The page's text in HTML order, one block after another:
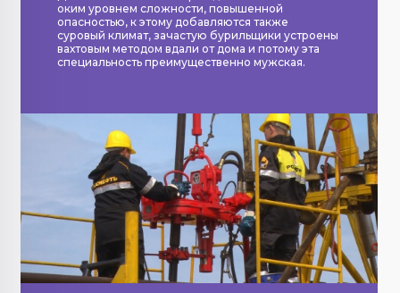
оким уровнем сложности, повышенной
опасностью, к этому добавляются также
суровый климат, зачастую бурильщики устроены
вахтовым методом вдали от дома и потому эта
специальность преимущественно мужская.